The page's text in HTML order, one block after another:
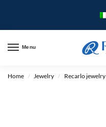
Menu
Home / Jewelry / Recarlo jewelry